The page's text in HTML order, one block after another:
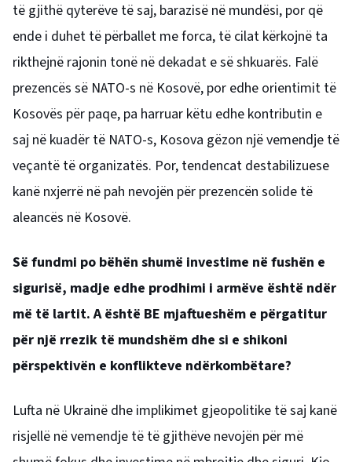
të gjithë qyterëve të saj, barazisë në mundësi, por që
ende i duhet të përballet me forca, të cilat kërkojnë ta
rikthejnë rajonin tonë në dekadat e së shkuarës. Falë
prezencës së NATO-s në Kosovë, por edhe orientimit të
Kosovës për paqe, pa harruar këtu edhe kontributin e
saj në kuadër të NATO-s, Kosova gëzon një vemendje të
veçantë të organizatës. Por, tendencat destabilizuese
kanë nxjerrë në pah nevojën për prezencën solide të
aleancës në Kosovë.
Së fundmi po bëhën shumë investime në fushën e
sigurisë, madje edhe prodhimi i armëve është ndër
më të lartit. A është BE mjaftueshëm e përgatitur
për një rrezik të mundshëm dhe si e shikoni
përspektivën e konflikteve ndërkombëtare?
Lufta në Ukrainë dhe implikimet gjeopolitike të saj kanë
risjellë në vemendje të të gjithëve nevojën për më